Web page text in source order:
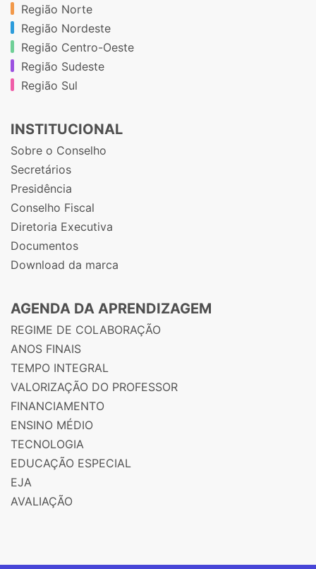
Região Norte
Região Nordeste
Região Centro-Oeste
Região Sudeste
Região Sul
INSTITUCIONAL
Sobre o Conselho
Secretários
Presidência
Conselho Fiscal
Diretoria Executiva
Documentos
Download da marca
AGENDA DA APRENDIZAGEM
REGIME DE COLABORAÇÃO
ANOS FINAIS
TEMPO INTEGRAL
VALORIZAÇÃO DO PROFESSOR
FINANCIAMENTO
ENSINO MÉDIO
TECNOLOGIA
EDUCAÇÃO ESPECIAL
EJA
AVALIAÇÃO